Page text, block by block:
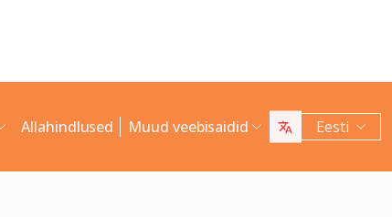
Allahindlused Muud veebisaidid Eesti